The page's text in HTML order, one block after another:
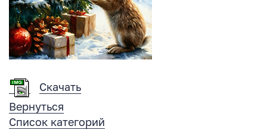
Скачать
Вернуться
Список категорий